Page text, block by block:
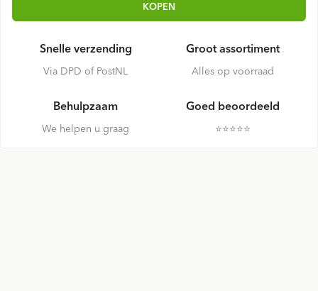
KOPEN
Snelle verzending
Via DPD of PostNL
Groot assortiment
Alles op voorraad
Behulpzaam
We helpen u graag
Goed beoordeeld
⭐️⭐️⭐️⭐️⭐️